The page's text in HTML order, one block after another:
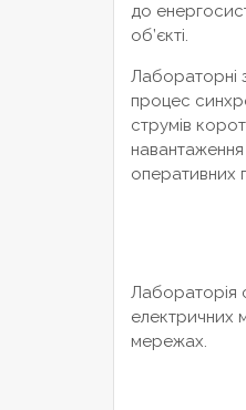
до
об’єкті.
Лабораторні
процес
струмів
оперативних
Лабораторія
електричних
мережах.